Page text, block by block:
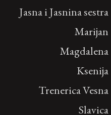
Jasna i Jasnina sestra
Marijan
Magdalena
Ksenija
Trenerica Vesna
Slavica